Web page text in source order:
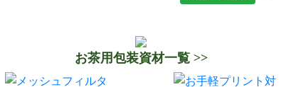
お茶用包装資材一覧 >>